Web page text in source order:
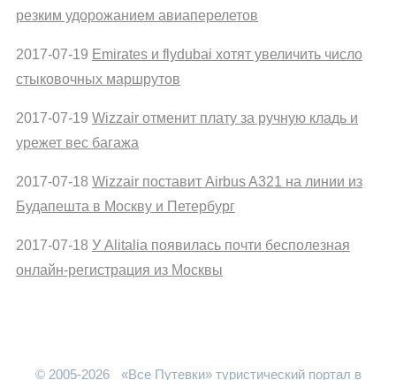
резким удорожанием авиаперелетов
2017-07-19 Emirates и flydubai хотят увеличить число
стыковочных маршрутов
2017-07-19 Wizzair отменит плату за ручную кладь и
урежет вес багажа
2017-07-18 Wizzair поставит Airbus A321 на линии из
Будапешта в Москву и Петербург
2017-07-18 У Alitalia появилась почти бесполезная
онлайн-регистрация из Москвы
© 2005-2026 «Все Путевки» туристический портал в